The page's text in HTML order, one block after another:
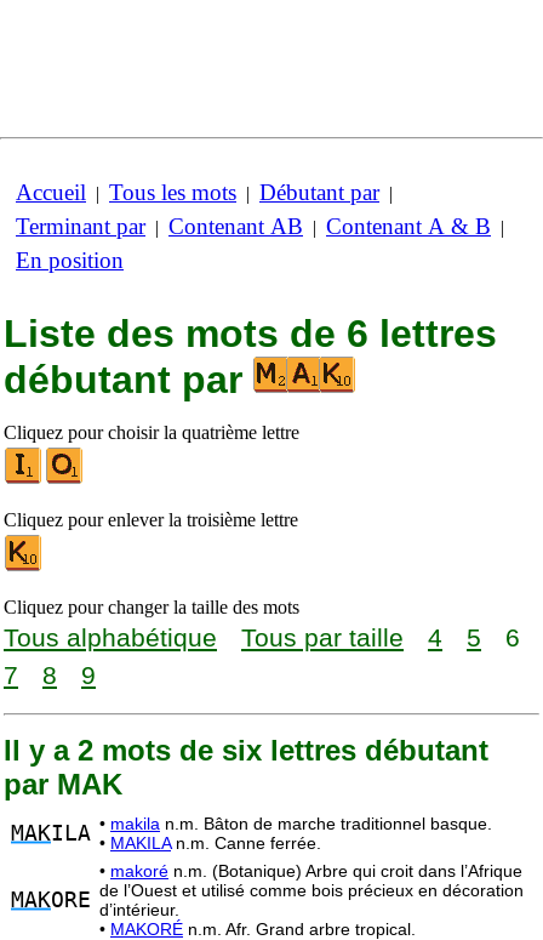
Accueil | Tous les mots | Débutant par|
Terminant par| Contenant AB | Contenant A & B |
En position
Liste des mots de 6 lettres
débutant par
Cliquez pour choisir la quatrième lettre
Cliquez pour enlever la troisième lettre
Cliquez pour changer la taille des mots
Tous alphabétique Tous par taille 4 5
6
7
8 9
Il y a 2 mots de six lettres débutant
par MAK
MAKILA • makila n.m. Bâton de marche traditionnel basque.
• MAKILAn.m. Canne ferrée.
MAKORE
• makoré n.m. (Botanique) Arbre qui croit dans l’Afrique
de l’Ouest et utilisé comme bois précieux en décoration
d’intérieur.
• MAKORÉ n.m. Afr. Grand arbre tropical.